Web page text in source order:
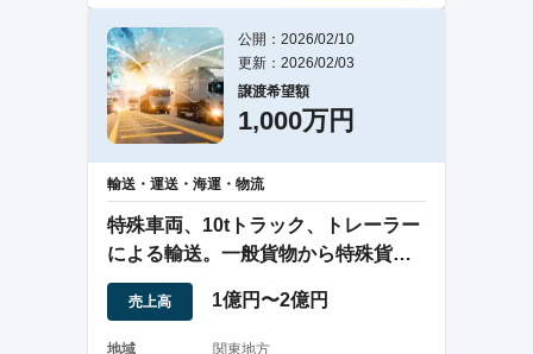
公開：2026/02/10
更新：2026/02/03
譲渡希望額
1,000万円
輸送・運送・海運・物流
特殊車両、10tトラック、トレーラー
による輸送。一般貨物から特殊貨物
まで対応。
売上高 1億円〜2億円
地域
関東地方